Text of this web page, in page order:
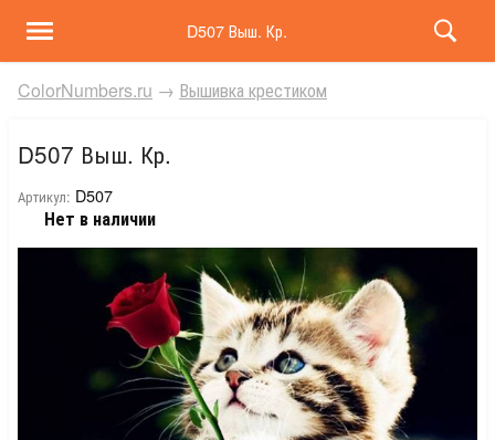
D507 Выш. Кр.
ColorNumbers.ru → Вышивка крестиком
D507 Выш. Кр.
Артикул: D507
Нет в наличии